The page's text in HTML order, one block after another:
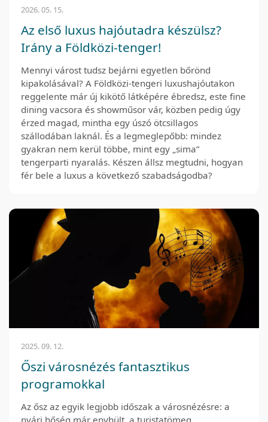
2026. 05. 15.
Az első luxus hajóutadra készülsz?
Irány a Földközi-tenger!
Mennyi várost tudsz bejárni egyetlen bőrönd
kipakolásával? A Földközi-tengeri luxushajóutakon
reggelente már új kikötő látképére ébredsz, este fine
dining vacsora és showműsor vár, közben pedig úgy
érzed magad, mintha egy úszó ötcsillagos
szállodában laknál. És a legmeglepőbb: mindez
gyakran nem kerül többe, mint egy „sima”
tengerparti nyaralás. Készen állsz megtudni, hogyan
fér bele a luxus a következő szabadságodba?
2025. 09. 12.
Őszi városnézés fantasztikus
programokkal
Az ősz az egyik legjobb időszak a városnézésre: a
nyári hőség már enyhült, a turistatömeg